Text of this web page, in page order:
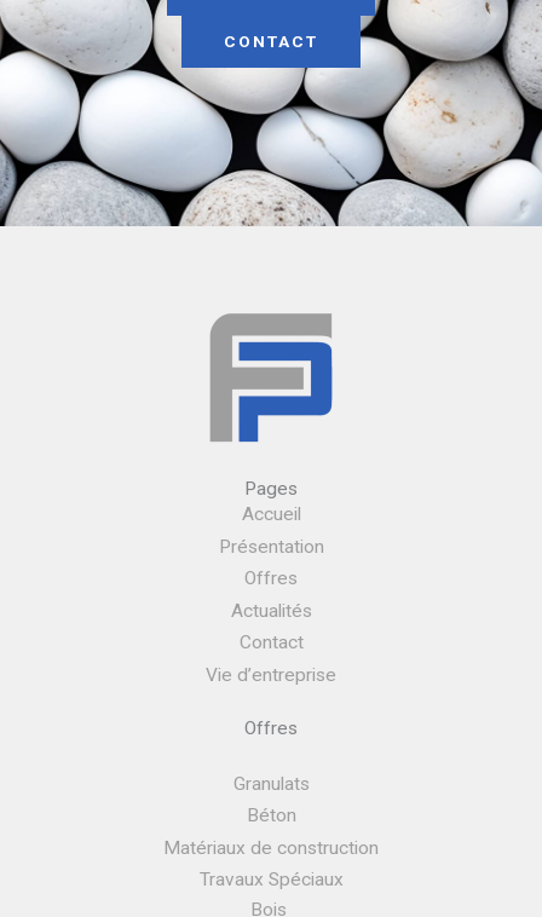
CONTACT
Pages
Accueil
Présentation
Offres
Actualités
Contact
Vie d’entreprise
Offres
Granulats
Béton
Matériaux de construction
Travaux Spéciaux
Bois